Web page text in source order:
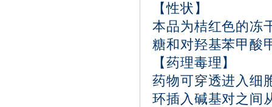
【性状】
本品为桔红色的冻
糖和对羟基苯甲酸
【药理毒理】
药物可穿透进入细
环插入碱基对之间